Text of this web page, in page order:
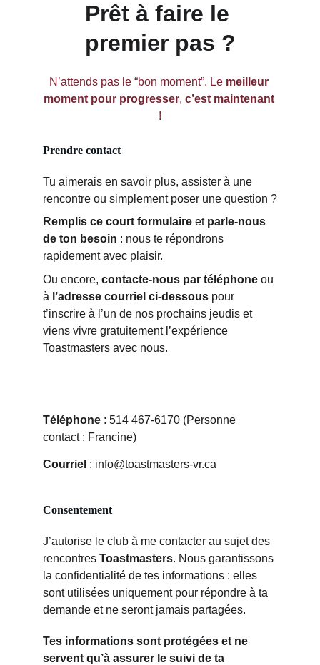
Prêt à faire le
premier pas ?
N’attends pas le “bon moment”. Le meilleur
moment pour progresser, c’est maintenant
!
Prendre contact
Tu aimerais en savoir plus, assister à une
rencontre ou simplement poser une question ?
Remplis ce court formulaire et parle-nous
de ton besoin : nous te répondrons
rapidement avec plaisir.
Ou encore, contacte-nous par téléphone ou
à l’adresse courriel ci-dessous pour
t’inscrire à l’un de nos prochains jeudis et
viens vivre gratuitement l’expérience
Toastmasters avec nous.
Consentement
J’autorise le club à me contacter au sujet des
rencontres Toastmasters. Nous garantissons
la confidentialité de tes informations : elles
sont utilisées uniquement pour répondre à ta
demande et ne seront jamais partagées.
Tes informations sont protégées et ne
servent qu’à assurer le suivi de ta
Téléphone : 514 467-6170 (Personne
contact : Francine)
Courriel : info@toastmasters-vr.ca